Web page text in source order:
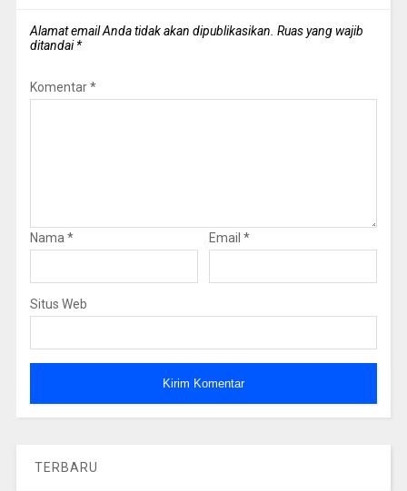
Alamat email Anda tidak akan dipublikasikan. Ruas yang wajib
ditandai*
Komentar*
Nama* Email *
Situs Web
TERBARU